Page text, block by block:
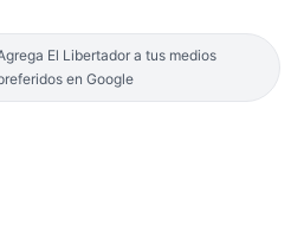
El Libertador a tus medios
en Google